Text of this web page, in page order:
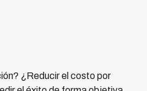
¿Reducir el costo por